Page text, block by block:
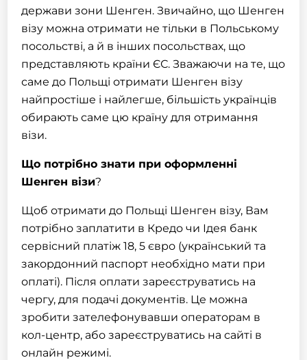
держави зони Шенген. Звичайно, що Шенген
візу можна отримати не тільки в Польському
посольстві, а й в інших посольствах, що
представляють країни ЄС. Зважаючи на те, що
саме до Польщі отримати Шенген візу
найпростіше і найлегше, більшість українців
обирають саме цю країну для отримання
візи.
Що потрібно знати при оформленні
Шенген візи?
Щоб отримати до Польщі Шенген візу, Вам
потрібно заплатити в Кредо чи Ідея банк
сервісний платіж 18, 5 євро (український та
закордонний паспорт необхідно мати при
оплаті). Після оплати зареєструватись на
чергу, для подачі документів. Це можна
зробити зателефонувавши операторам в
кол-центр, або зареєструватись на сайті в
онлайн режимі.